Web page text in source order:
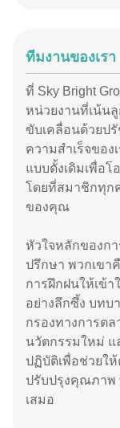
ทีมงานของเรา
ที่ Sky Bright
หน่วยงานที่เน้น
ขับเคลื่อนด้วยป
ความสำเร็จของ
แบบดั้งเดิมเพื่อ
โดยที่สมาชิกทุก
ของคุณ
หัวใจหลักของก
ปรึกษา พวกเขา
การฝึกฝนให้เข้
อย่างลึกซึ้ง บทบ
กรองทางการต
นวัตกรรมใหม่ แ
ปฏิบัติเพื่อช่วยใ
ปรับปรุงคุณภาพ
เสมอ